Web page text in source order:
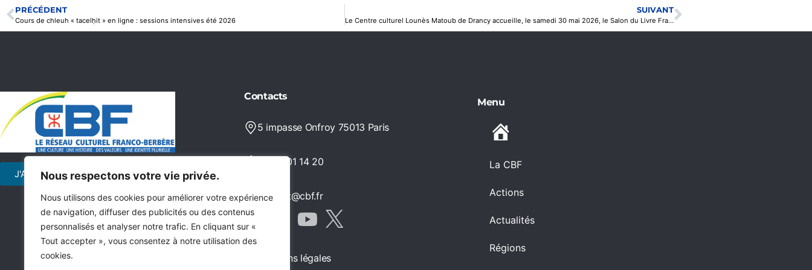
Nous respectons votre vie privée.
Nous utilisons des cookies pour améliorer votre expérience
de navigation, diffuser des publicités ou des contenus
personnalisés et analyser notre trafic. En cliquant sur «
Tout accepter », vous consentez à notre utilisation des
cookies.
PRÉCÉDENT
Cours de chleuh « tacelḥit » en ligne : sessions intensives été 2026
SUIVANT
Le Centre culturel Lounès Matoub de Drancy accueille, le samedi 30 mai 2026, le Salon du Livre Franco Amazigh – Itinérance 2026
J'ADHÈRE JE FAIS UN
DON
Contacts
5 impasse Onfroy 75013 Paris
06 66 01 14 20
contact@cbf.fr
Mentions légales
Menu
Accueil
La CBF
Actions
Actualités
Régions